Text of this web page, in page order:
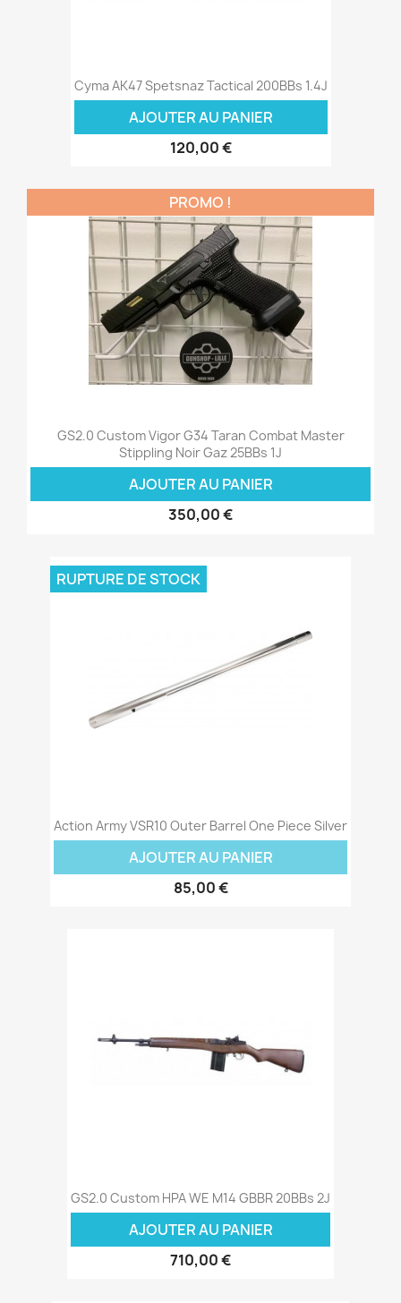
Cyma AK47 Spetsnaz Tactical 200BBs 1.4J
AJOUTER AU PANIER
120,00 €
GS2.0 Custom Vigor G34 Taran Combat Master
Stippling Noir Gaz 25BBs 1J
AJOUTER AU PANIER
350,00 €
PROMO !
Action Army VSR10 Outer Barrel One Piece Silver
AJOUTER AU PANIER
85,00 €
RUPTURE DE STOCK
GS2.0 Custom HPA WE M14 GBBR 20BBs 2J
AJOUTER AU PANIER
710,00 €